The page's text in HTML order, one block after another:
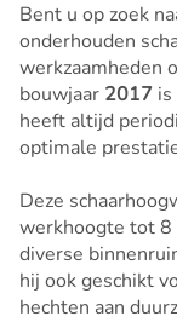
Bent u op zoek
onderhouden
werkzaamheden
bouwjaar 2017
heeft altijd
optimale
Deze
werkhoogte tot 8
diverse
hij ook geschikt
hechten aan